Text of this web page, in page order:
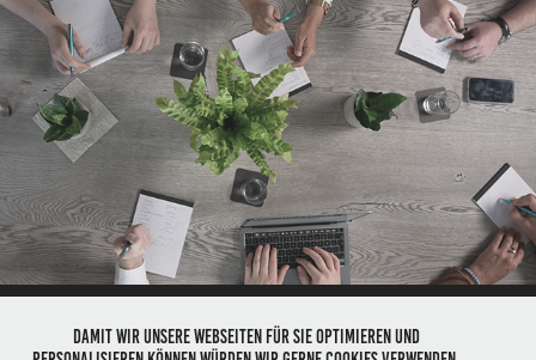
Corporate Footage
2024
Damit wir unsere Webseiten für Sie optimieren und